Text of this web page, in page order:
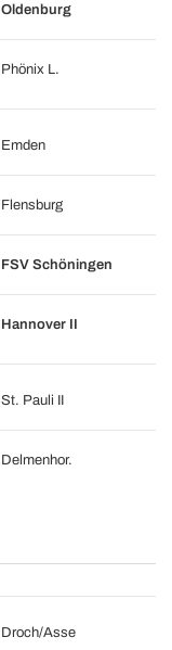
Oldenburg
Phönix L.
Emden
Flensburg
FSV Schöningen
Hannover II
St. Pauli II
Delmenhor.
Droch/Asse